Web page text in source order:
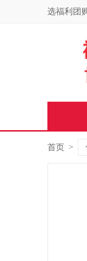
选福利团
首页 >